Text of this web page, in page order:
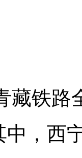
铁路全
中，西